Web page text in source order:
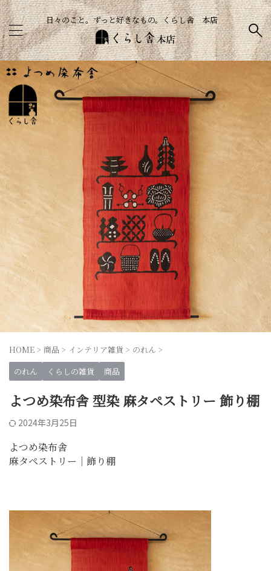
日々のこと。ずっと好きなもの。くらし舎 本店
HOME > 商品 > インテリア雑貨 > のれん >
のれん
くらしの雑貨 商品
よつめ染布舎 型染 麻タペストリー 飾り棚
2024年3月25日
よつめ染布舎
麻タペストリー｜飾り棚